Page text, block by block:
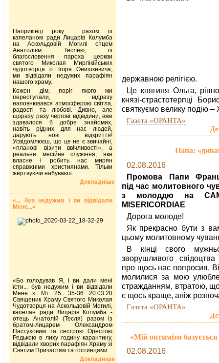
державною релігією.
Це княгиня Ольга,
князі-страстотерпці
святкуємо велику подію –
Газета «ОРАНТА»
Папа:
02.08.2016
Промова Папи
під час молитовного
з молоддю на
MISERICORDIAE
Дорога молоде!
Як прекрасно бути з
цьому молитовному
В кінці свого
зворушливого
про щось нас попросив.
молилися за мою
стражданням, втратою,
є щось краще, аніж
Газета «ОРАНТА»
«Мій оптимізм
02.08.2016
Наприкінці року разом із
капеланом ради Лицарів Колумба
на Аскольдовій Могилі отцем
Анатолієм Теслею, із
благословення пароха церкви
святого Миколая Мирлікійських
чудотворця о. Ігоря Онишкевича,
ми відвідали недужих парафіян
нашого храму.
Кожен дім, поріг якого ми
переступали, відразу
наповнювався атмосферою світла,
радості та любові. Дивно, але
щоразу разу чергові відвідини, вже
здавалося б добре знайомих,
навіть рідних для нас людей,
дарують нові відкриття!
Усвідомлюєш, що це не є звичайні,
«планові візити ввічливості», а
реальне месійне служіння, яке
власне і робить нас мирян
справжніми християнами. Тільки
жертвуючи набуваєш.
Докладніше
«... був недужим і ви відвідали
Мене...»
«Бо голодував Я, і ви дали мені
їсти... був недужим і ви відвідали
Мене...» Мт 25: 35-36 20.03.20
Священик Храму Святого Миколая
Чудотворця на Аскольдовій Могилі,
капелан ради Лицарів Колумба -
отець Анатолій (Тесля) разом із
братом-лицарем Олександром
Пастуховим та сестрою Орестою
Редькою в лиху годину карантину,
відвідали хворих парафіян Храму зі
Святим Причастям та гостинцями.
Докладніше